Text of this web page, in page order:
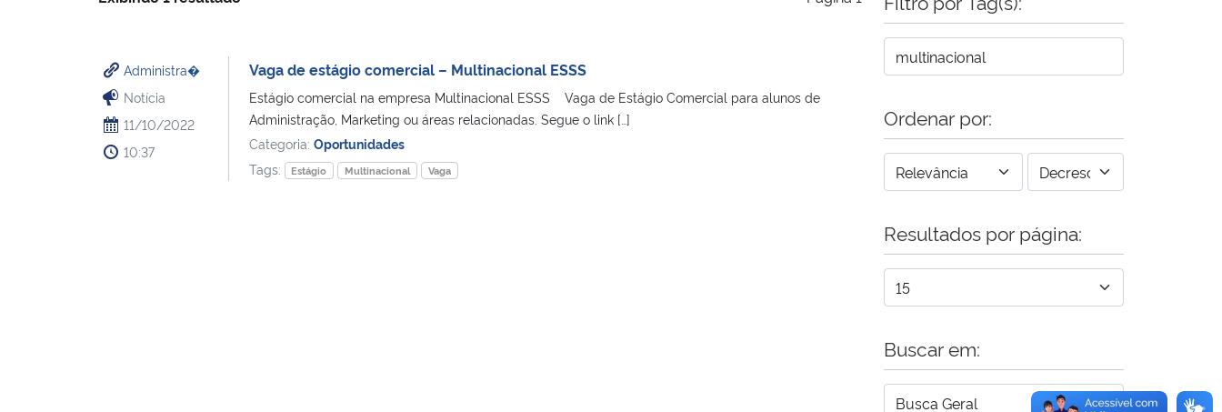
Administra�
Notícia
11/10/2022
10:37
Vaga de estágio comercial – Multinacional ESSS
Estágio comercial na empresa Multinacional ESSS Vaga de Estágio Comercial para alunos de
Administração, Marketing ou áreas relacionadas. Segue o link […]
Categoria: Oportunidades
Tags:
Estágio Multinacional Vaga
Ordenar por:
Resultados por página:
Buscar em: